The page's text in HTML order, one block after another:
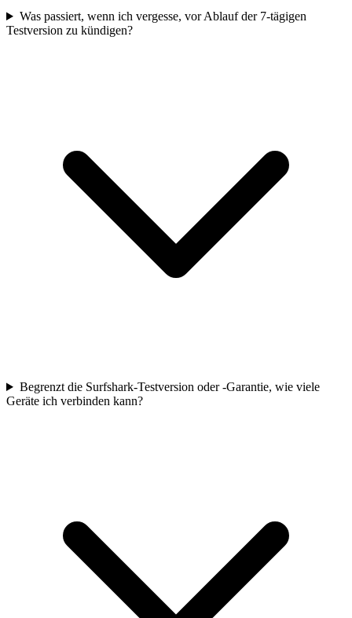
Was passiert, wenn ich vergesse, vor Ablauf der 7-tägigen
Testversion zu kündigen?
Begrenzt die Surfshark-Testversion oder -Garantie, wie viele
Geräte ich verbinden kann?